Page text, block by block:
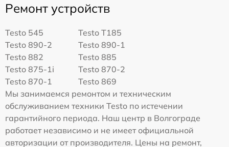
Ремонт устройств
Testo 545
Testo T185
Testo 890-2
Testo 890-1
Testo 882
Testo 885
Testo 875-1i
Testo 870-2
Testo 870-1
Testo 869
Мы занимаемся ремонтом и техническим
обслуживанием техники Testo по истечении
гарантийного периода. Наш центр в Волгограде
работает независимо и не имеет официальной
авторизации от производителя. Цены на ремонт,